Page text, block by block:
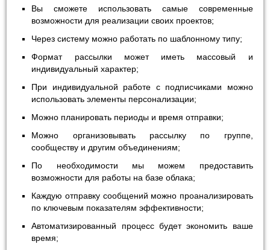
Вы сможете использовать самые современные
возможности для реализации своих проектов;
Через систему можно работать по шаблонному типу;
Формат рассылки может иметь массовый и
индивидуальный характер;
При индивидуальной работе с подписчиками можно
использовать элементы персонализации;
Можно планировать периоды и время отправки;
Можно организовывать рассылку по группе,
сообществу и другим объединениям;
По необходимости мы можем предоставить
возможности для работы на базе облака;
Каждую отправку сообщений можно проанализировать
по ключевым показателям эффективности;
Автоматизированный процесс будет экономить ваше
время;